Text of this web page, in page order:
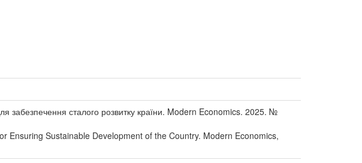
забезпечення сталого розвитку країни. Modern Economics. 2025. №
Ensuring Sustainable Development of the Country. Modern Economics,